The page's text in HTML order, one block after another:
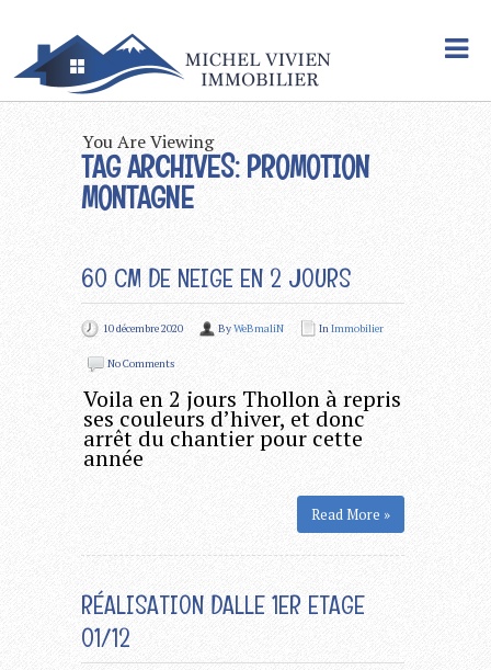
You Are Viewing
TAG ARCHIVES: PROMOTION
MONTAGNE
60 CM DE NEIGE EN 2 JOURS
10 décembre 2020 ByWeBmaliN InImmobilier
No Comments
Voila en 2 jours Thollon à repris
ses couleurs d’hiver, et donc
arrêt du chantier pour cette
année
Read More »
RÉALISATION DALLE 1ER ETAGE
01/12